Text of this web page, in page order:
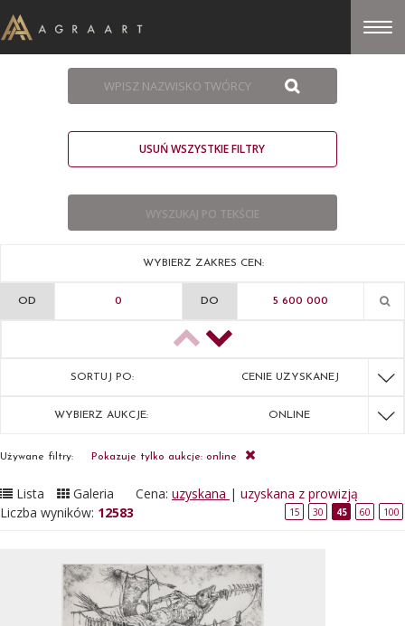
USUŃ WSZYSTKIE FILTRY
WYBIERZ ZAKRES CEN:
OD DO
SORTUJ PO: CENIE UZYSKANEJ
WYBIERZ AUKCJE: ONLINE
Używane filtry: Pokazuje tylko aukcje: online
Lista Galeria Cena: uzyskana | uzyskana z prowizją
Liczba wyników: 12583 15 30 45 60 100